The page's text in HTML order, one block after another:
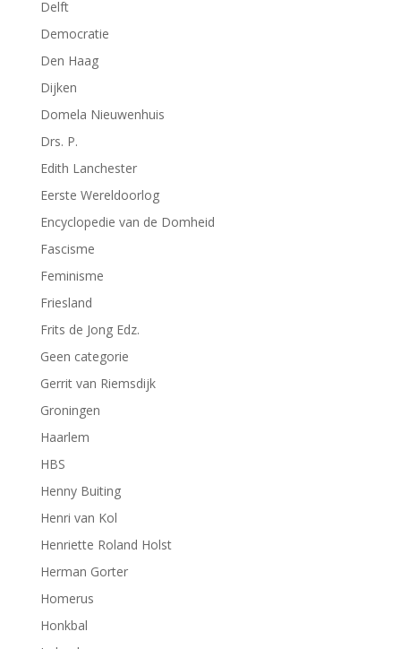
Delft
Democratie
Den Haag
Dijken
Domela Nieuwenhuis
Drs. P.
Edith Lanchester
Eerste Wereldoorlog
Encyclopedie van de Domheid
Fascisme
Feminisme
Friesland
Frits de Jong Edz.
Geen categorie
Gerrit van Riemsdijk
Groningen
Haarlem
HBS
Henny Buiting
Henri van Kol
Henriette Roland Holst
Herman Gorter
Homerus
Honkbal